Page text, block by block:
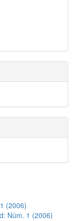
(2006)
Núm. 1 (2006)